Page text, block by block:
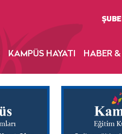
KAMPÜS HAYATI HABER